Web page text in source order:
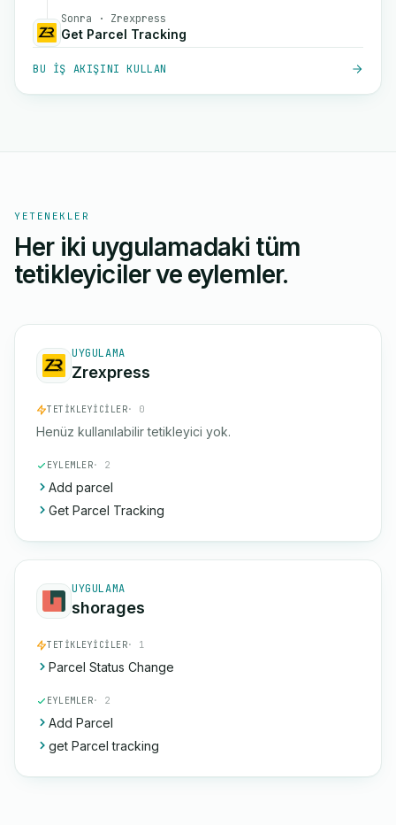
Sonra · Zrexpress
Get Parcel Tracking
BU IŞ AKIŞINI KULLAN
YETENEKLER
Her iki uygulamadaki tüm
tetikleyiciler ve eylemler.
UYGULAMA
Zrexpress
TETIKLEYICILER· 0
Henüz kullanılabilir tetikleyici yok.
EYLEMLER· 2
Add parcel
Get Parcel Tracking
UYGULAMA
shorages
TETIKLEYICILER· 1
Parcel Status Change
EYLEMLER· 2
Add Parcel
get Parcel tracking